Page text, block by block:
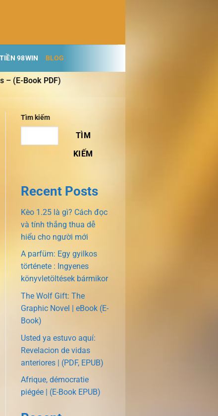
98WIN BLOG
– (E-Book PDF)
Tìm kiếm
TÌM
KIẾM
Recent Posts
Kèo 1.25 là gì? Cách đọc
và tính thắng thua dễ
hiểu cho người mới
A parfüm: Egy gyilkos
története : Ingyenes
könyvletöltések bármikor
The Wolf Gift: The
Graphic Novel | eBook (E-
Book)
Usted ya estuvo aquí:
Revelacion de vidas
anteriores | (PDF, EPUB)
Afrique, démocratie
piégée | (E-Book EPUB)